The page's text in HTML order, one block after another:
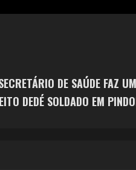
DE SAÚDE FAZ
DEDÉ SOLDADO EM